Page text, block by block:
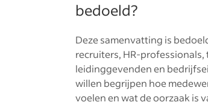
bedoeld?
Deze samenvatting is
recruiters, HR-professionals,
leidinggevenden en
willen begrijpen hoe
voelen en wat de oorzaak is